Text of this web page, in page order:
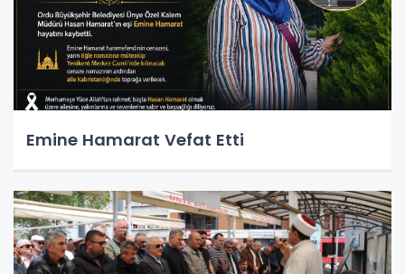
Emine Hamarat Vefat Etti